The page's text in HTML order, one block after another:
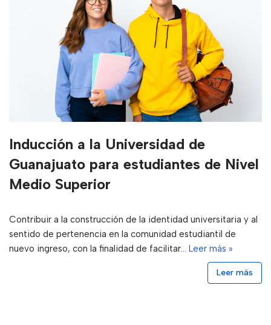
Inducción a la Universidad de
Guanajuato para estudiantes de Nivel
Medio Superior
Contribuir a la construcción de la identidad universitaria y al
sentido de pertenencia en la comunidad estudiantil de
nuevo ingreso, con la finalidad de facilitar… Leer más »
Leer más